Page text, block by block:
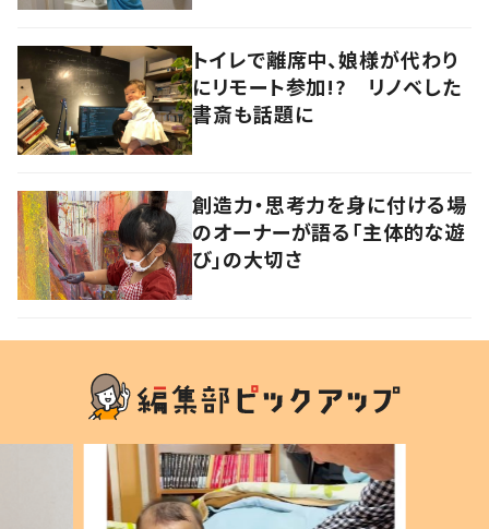
トイレで離席中、娘様が代わり
にリモート参加!? リノベした
書斎も話題に
創造力・思考力を身に付ける場
のオーナーが語る「主体的な遊
び」の大切さ